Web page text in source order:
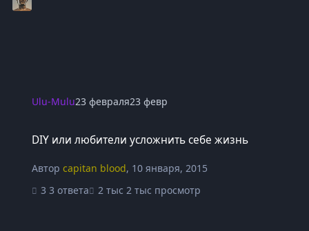
Ulu-Mulu23 февраля23 февр
DIY или любители усложнить себе жизнь
Авторcapitan blood, 10 января, 2015
3 ответа
2 тыс просмотр